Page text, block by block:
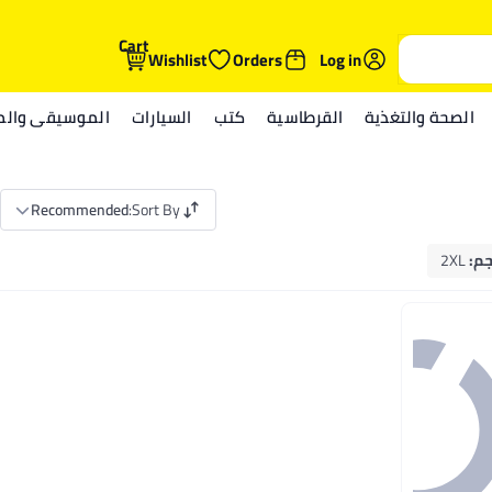
Log in
Orders
Wishlist
Cart
الصحة والتغذية القرطاسية كتب السيارات الموسيقى
Sort By
:
Recommended
:
2XL